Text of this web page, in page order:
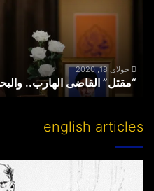
جولای 18, 2020
“مقتل” القاضی الهارب..
english articles
others’